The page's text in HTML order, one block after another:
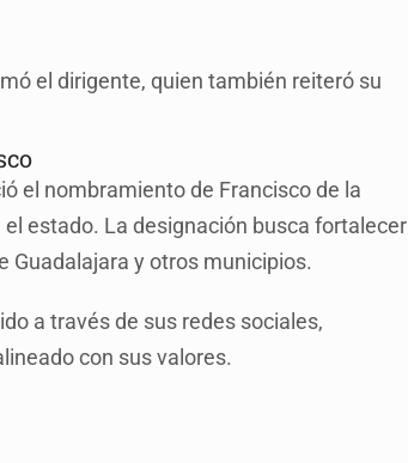
el dirigente, quien también reiteró su
el nombramiento de Francisco de la
estado. La designación busca fortalecer
Guadalajara y otros municipios.
a través de sus redes sociales,
con sus valores.